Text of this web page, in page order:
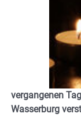
vergangenen
Wasserburg